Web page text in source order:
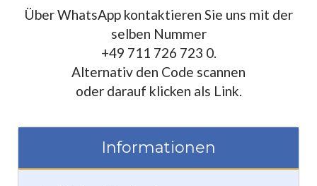
Über WhatsApp kontaktieren Sie uns mit der
selben Nummer
+49 711 726 723 0.
Alternativ den Code scannen
oder darauf klicken als Link.
Informationen